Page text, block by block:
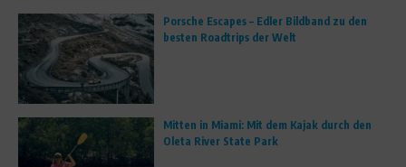
Porsche Escapes – Edler Bildband zu den
besten Roadtrips der Welt
Mitten in Miami: Mit dem Kajak durch den
Oleta River State Park